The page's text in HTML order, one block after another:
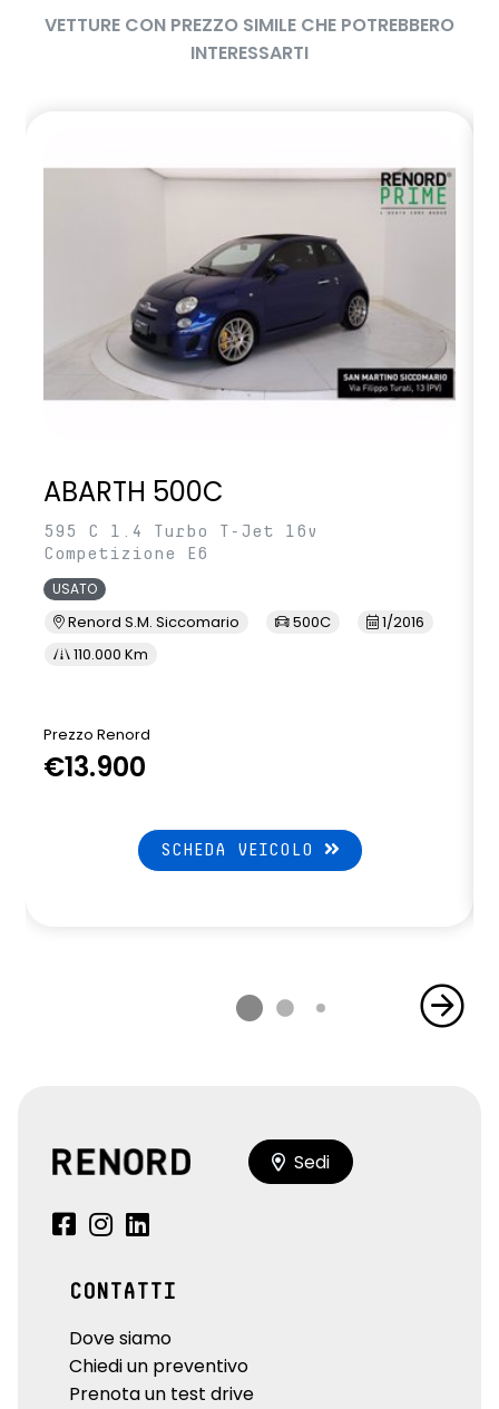
VETTURE CON PREZZO SIMILE CHE POTREBBERO
INTERESSARTI
ABARTH 500C
595 C 1.4 Turbo T-Jet 16v
Competizione E6
USATO
Renord S.M. Siccomario 500C
1/2016
110.000 Km
Prezzo Renord
€13.900
SCHEDA VEICOLO
Sedi
CONTATTI
Dove siamo
Chiedi un preventivo
Prenota un test drive